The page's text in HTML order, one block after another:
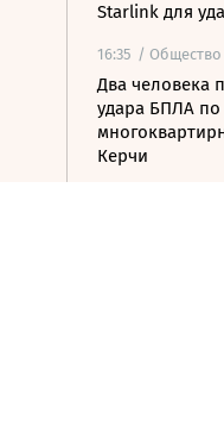
Starlink для
16:35 / Общество
Два человека
удара БПЛА по
Керчи